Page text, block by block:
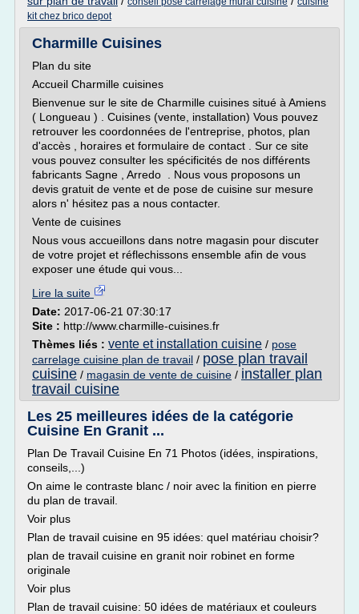
kit chez brico depot
Charmille Cuisines
Plan du site
Accueil Charmille cuisines
Bienvenue sur le site de Charmille cuisines situé à Amiens
( Longueau ) . Cuisines (vente, installation) Vous pouvez
retrouver les coordonnées de l'entreprise, photos, plan
d'accès , horaires et formulaire de contact . Sur ce site
vous pouvez consulter les spécificités de nos différents
fabricants Sagne , Arredo . Nous vous proposons un
devis gratuit de vente et de pose de cuisine sur mesure
alors n' hésitez pas a nous contacter.
Vente de cuisines
Nous vous accueillons dans notre magasin pour discuter
de votre projet et réflechissons ensemble afin de vous
exposer une étude qui vous...
Lire la suite
Date: 2017-06-21 07:30:17
Site : http://www.charmille-cuisines.fr
Thèmes liés : vente et installation cuisine / pose
carrelage cuisine plan de travail / pose plan travail
cuisine / magasin de vente de cuisine / installer plan
travail cuisine
Les 25 meilleures idées de la catégorie
Cuisine En Granit ...
Plan De Travail Cuisine En 71 Photos (idées, inspirations,
conseils,...)
On aime le contraste blanc / noir avec la finition en pierre
du plan de travail.
Voir plus
Plan de travail cuisine en 95 idées: quel matériau choisir?
plan de travail cuisine en granit noir robinet en forme
originale
Voir plus
Plan de travail cuisine: 50 idées de matériaux et couleurs